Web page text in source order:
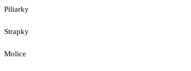
Piliarky
Strapky
Molice